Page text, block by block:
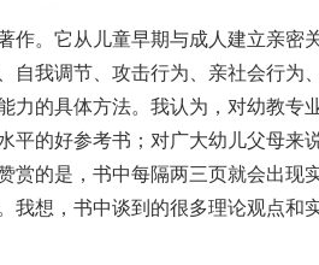
作。它从儿童早期与成人建立亲密
自我调节、攻击行为、亲社会行为
力的具体方法。我认为，对幼教专
平的好参考书；对广大幼儿父母来
赏的是，书中每隔两三页就会出现
我想，书中谈到的很多理论观点和